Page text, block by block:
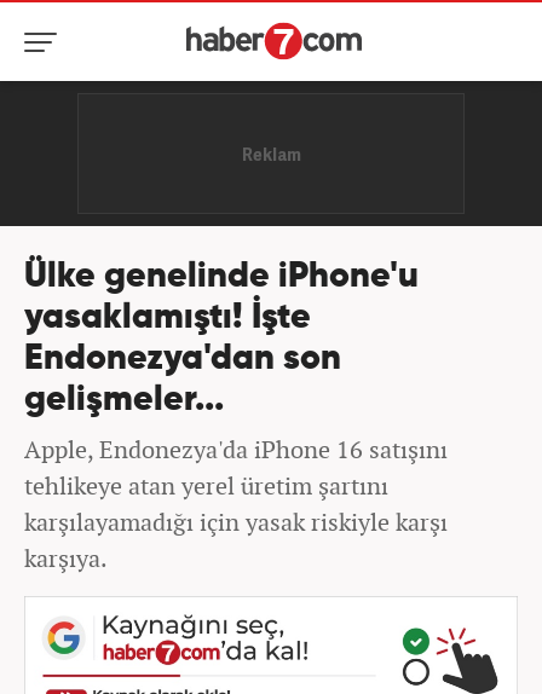
Ülke genelinde iPhone'u
yasaklamıştı! İşte
Endonezya'dan son
gelişmeler...
Apple, Endonezya'da iPhone 16 satışını
tehlikeye atan yerel üretim şartını
karşılayamadığı için yasak riskiyle karşı
karşıya.